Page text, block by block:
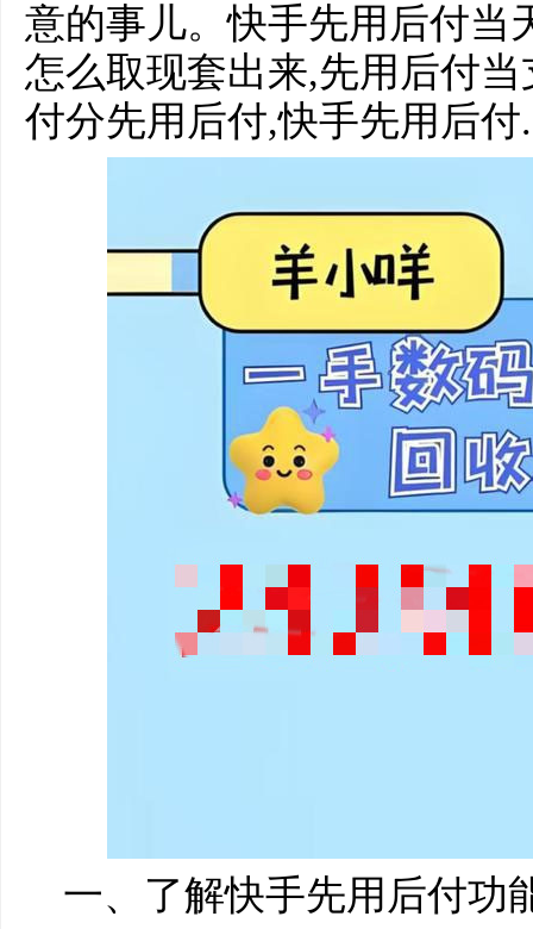
意的事儿。快手先用后付当
怎么取现套出来,先用后付
付分先用后付,快手先用后付.
一、了解快手先用后付功